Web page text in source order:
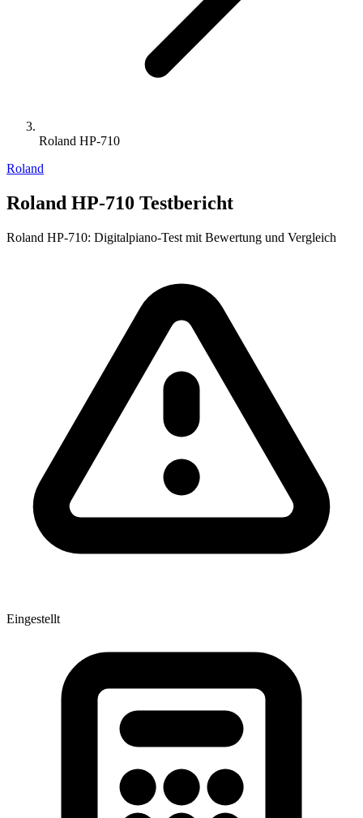
Roland HP-710
Roland
Roland HP-710 Testbericht
Roland HP-710: Digitalpiano-Test mit Bewertung und Vergleich
Eingestellt